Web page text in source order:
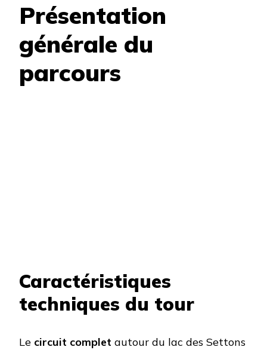
Présentation
générale du
parcours
Caractéristiques
techniques du tour
Le circuit complet autour du lac des Settons